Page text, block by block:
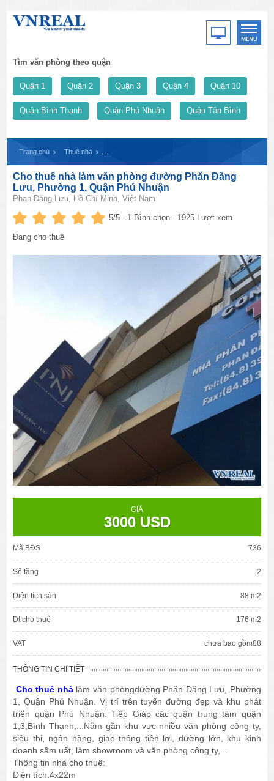
Tìm văn phòng theo quận
Quận 1 Quận 2 Quận 3 Quận 4 Quận 10
Quận Bình Thạnh Quận Phú Nhuận Quận Tân Bình
Trang chủ Thuê nhà
Cho thuê nhà làm văn phòng đường Phăn Đăng
Lưu, Phường 1, Quận Phú Nhuận
Phan Đăng Lưu, Hồ Chí Minh, Việt Nam
5/5 - 1 Bình chọn - 1925 Lượt xem
Đang cho thuê
GIÁ
3000 USD
Mã BĐS 736
Số tầng 2
Diện tích sàn 88 m2
Dt cho thuê 176 m2
VAT chưa bao gồm88
THÔNG TIN CHI TIẾT
Cho thuê nhàlàm văn phòngđường Phăn Đăng Lưu, Phường
1, Quận Phú Nhuận. Vị trí trên tuyến đường đẹp và khu phát
triển quận Phú Nhuận. Tiếp Giáp các quận trung tâm quận
1,3,Bình Thạnh,...Nằm gần khu vực nhiều văn phòng công ty,
siêu thị, ngân hàng, giao thông tiện lợi, đường lớn, khu kinh
doanh sầm uất, làm showroom và văn phòng công ty,...
Thông tin nhà cho thuê:
Diện tích:4x22m